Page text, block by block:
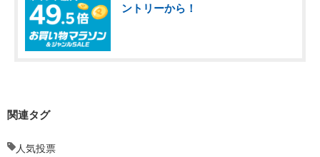
ントリーから！
関連タグ
人気投票